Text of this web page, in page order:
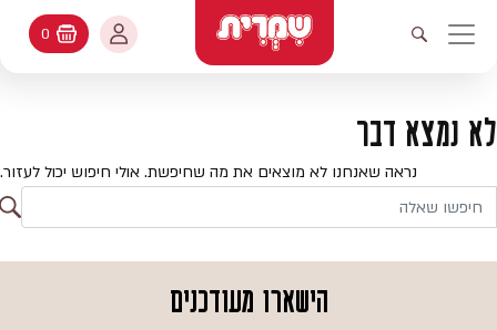
ניווט ראשי
פתיחת חיפוש
עולמות האפיה
מתכונים
קטלוג המוצרים
החשבון שלי
החשבון שלי
היסטורית הזמנות
עדכן סיסמה
עגלת קניות
0
לא נמצא דבר
נראה שאנחנו לא מוצאים את מה שחיפשת. אולי חיפוש יכול לעזור.
הישארו מעודכנים